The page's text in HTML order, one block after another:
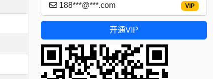
VIP
188***@***.com
开通VIP